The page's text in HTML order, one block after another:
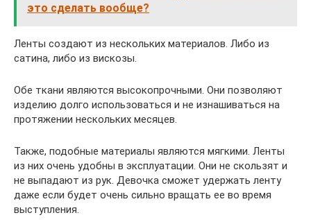
это сделать вообще?
Ленты создают из нескольких материалов. Либо из
сатина, либо из вискозы.
Обе ткани являются высокопрочными. Они позволяют
изделию долго использоваться и не изнашиваться на
протяжении нескольких месяцев.
Также, подобные материалы являются мягкими. Ленты
из них очень удобны в эксплуатации. Они не скользят и
не выпадают из рук. Девочка сможет удержать ленту
даже если будет очень сильно вращать ее во время
выступления.